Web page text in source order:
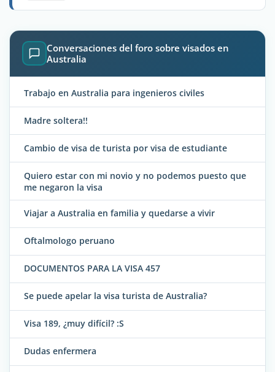
Conversaciones del foro sobre visados en
Australia
Trabajo en Australia para ingenieros civiles
Madre soltera!!
Cambio de visa de turista por visa de estudiante
Quiero estar con mi novio y no podemos puesto que
me negaron la visa
Viajar a Australia en familia y quedarse a vivir
Oftalmologo peruano
DOCUMENTOS PARA LA VISA 457
Se puede apelar la visa turista de Australia?
Visa 189, ¿muy difícil? :S
Dudas enfermera